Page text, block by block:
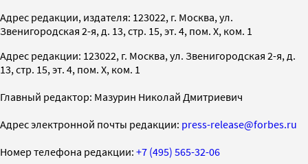
Адрес редакции, издателя: 123022, г. Москва, ул.
Звенигородская 2-я, д. 13, стр. 15, эт. 4, пом. X, ком. 1
Адрес редакции: 123022, г. Москва, ул. Звенигородская 2-я, д.
13, стр. 15, эт. 4, пом. X, ком. 1
Главный редактор: Мазурин Николай Дмитриевич
Адрес электронной почты редакции: press-release@forbes.ru
Номер телефона редакции: +7 (495) 565-32-06